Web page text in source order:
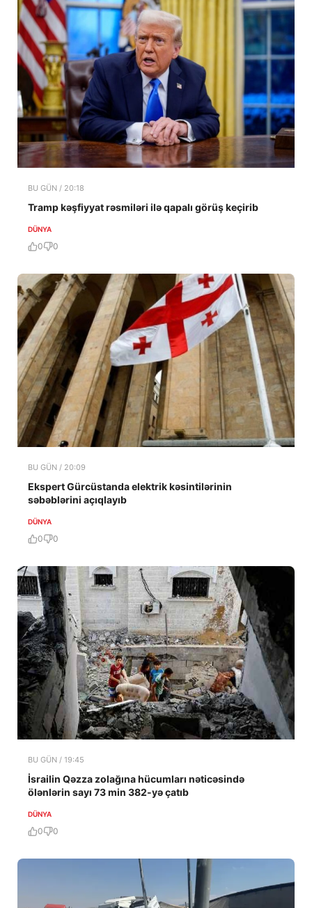
BU GÜN / 20:18
Tramp kəşfiyyat rəsmiləri ilə qapalı görüş keçirib
DÜNYA
0 0
BU GÜN / 20:09
Ekspert Gürcüstanda elektrik kəsintilərinin
səbəblərini açıqlayıb
DÜNYA
0 0
BU GÜN / 19:45
İsrailin Qəzza zolağına hücumları nəticəsində
ölənlərin sayı 73 min 382-yə çatıb
DÜNYA
0 0